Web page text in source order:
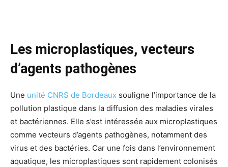
Les microplastiques, vecteurs
d’agents pathogènes
Une unité CNRS de Bordeaux souligne l’importance de la
pollution plastique dans la diffusion des maladies virales
et bactériennes. Elle s’est intéressée aux microplastiques
comme vecteurs d’agents pathogènes, notamment des
virus et des bactéries. Car une fois dans l’environnement
aquatique, les microplastiques sont rapidement colonisés